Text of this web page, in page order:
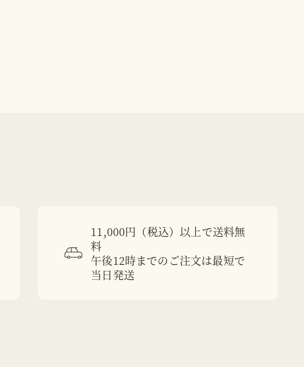
11,000円（税込）以上で送料無
料
午後12時までのご注文は最短で
当日発送